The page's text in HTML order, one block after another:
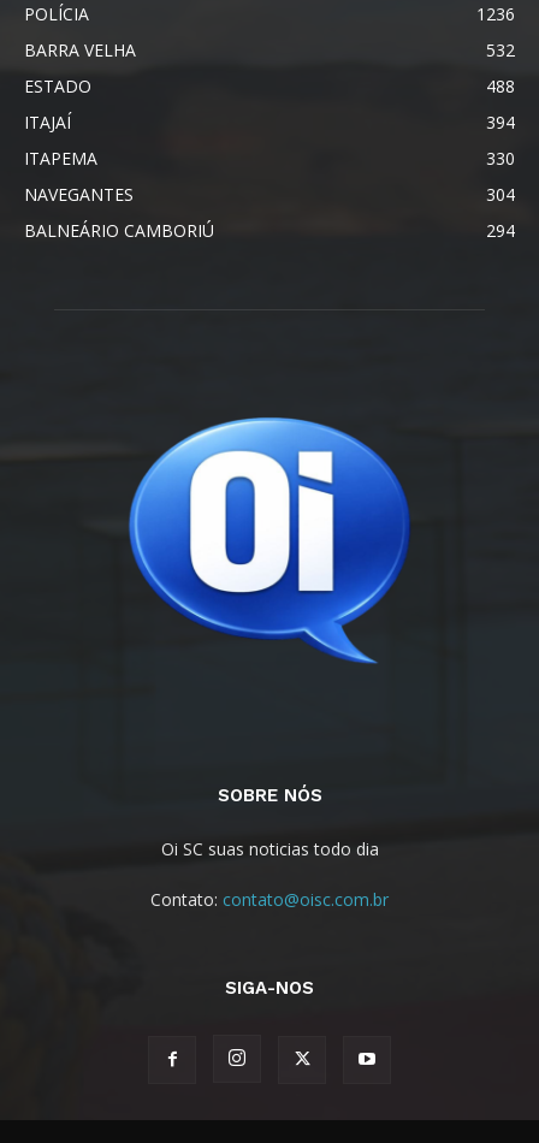
POLÍCIA
1236
BARRA VELHA
532
ESTADO
488
ITAJAÍ
394
ITAPEMA
330
NAVEGANTES
304
BALNEÁRIO CAMBORIÚ
294
SOBRE NÓS
Oi SC suas noticias todo dia
Contato: contato@oisc.com.br
SIGA-NOS